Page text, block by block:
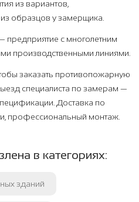
из вариантов,
образцов у замерщика.
предприятие с многолетним
производственными линиями.
заказать противопожарную
специалиста по замерам —
Доставка по
профессиональный монтаж.
в категориях:
зданий